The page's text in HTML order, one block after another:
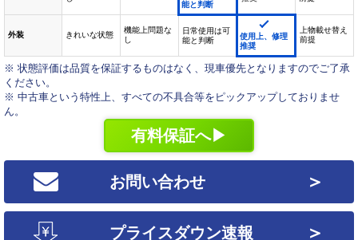
能と判断
外装 きれいな状態
機能上問題な
し
日常使用は可
能と判断
使用上、修理
推奨
上物載せ替え
前提
※ 状態評価は品質を保証するものはなく、現車優先となりますのでご了承
ください。
※ 中古車という特性上、すべての不具合等をピックアップしておりませ
ん。
有料保証へ▶
お問い合わせ ＞
プライスダウン速報 ＞